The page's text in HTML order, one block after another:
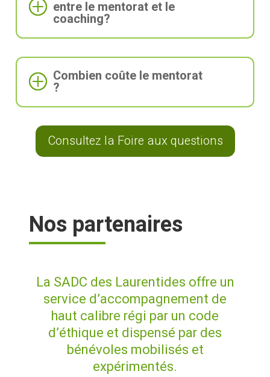
entre le mentorat et le
coaching?
Combien coûte le mentorat
?
Consultez la Foire aux questions
Nos partenaires
La SADC des Laurentides offre un
service d’accompagnement de
haut calibre régi par un code
d’éthique et dispensé par des
bénévoles mobilisés et
expérimentés.